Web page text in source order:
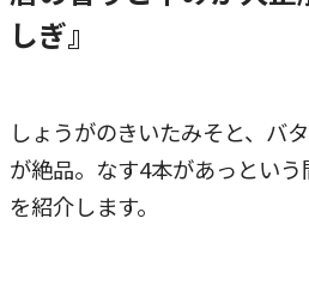
しぎ』
しょうがのきいたみそと、バ
が絶品。なす4本があっとい
を紹介します。